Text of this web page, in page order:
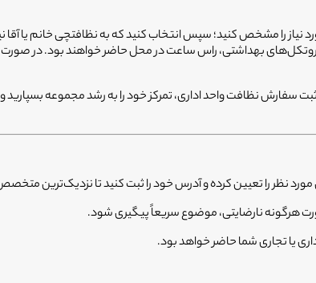
را مشخص کنید؛ سپس انتخاب کنید که به نظافتچی خانم یا آقا
بهداشتی، راس ساعت در محل حاضر خواهند بود. در صورت
سفارش نظافت واحد اداری، تمرکز خود را به رشد مجموعه
نظر را تعیین کرده و آدرس خود را ثبت کنید تا نزدیک‌ترین
هرگونه نارضایتی، موضوع سریعاً پیگیری شود.
یا تجاری شما حاضر خواهد بود.